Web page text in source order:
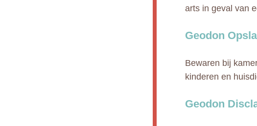
arts in geval van
Geodon
Bewaren bij
kinderen en
Geodon